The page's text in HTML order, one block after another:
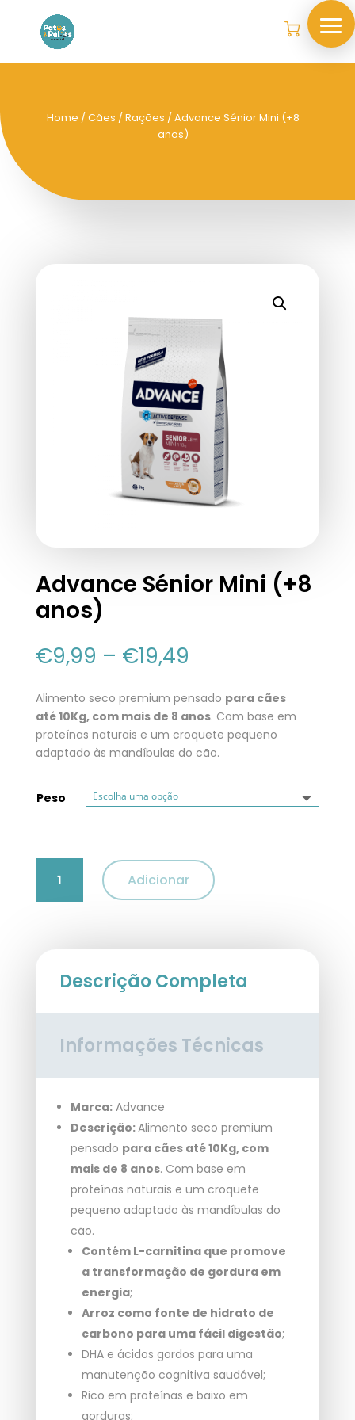
Home /Cães /Rações / Advance Sénior Mini (+8
anos)
Advance Sénior Mini (+8
anos)
€9,99 – €19,49
Alimento seco premium pensado para cães
até 10Kg, com mais de 8 anos. Com base em
proteínas naturais e um croquete pequeno
adaptado às mandíbulas do cão.
Peso
Quantidade
Advance
anos)
Adicionar
Descrição Completa
Informações Técnicas
Marca:Advance
Descrição:Alimento seco premium
pensado para cães até 10Kg, com
mais de 8 anos. Com base em
proteínas naturais e um croquete
pequeno adaptado às mandíbulas do
cão.
Contém L-carnitina que promove
a transformação de gordura em
energia;
Arroz como fonte de hidrato de
carbono para uma fácil digestão;
DHA e ácidos gordos para uma
manutenção cognitiva saudável;
Rico em proteínas e baixo em
gorduras;